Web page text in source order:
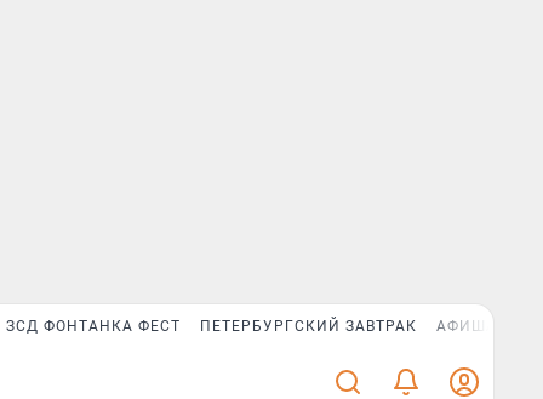
ЗСД ФОНТАНКА ФЕСТ ПЕТЕРБУРГСКИЙ ЗАВТРАК АФИША PLUS